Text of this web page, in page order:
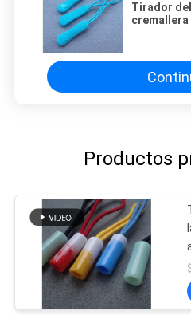
Tirador
cremallera
Productos